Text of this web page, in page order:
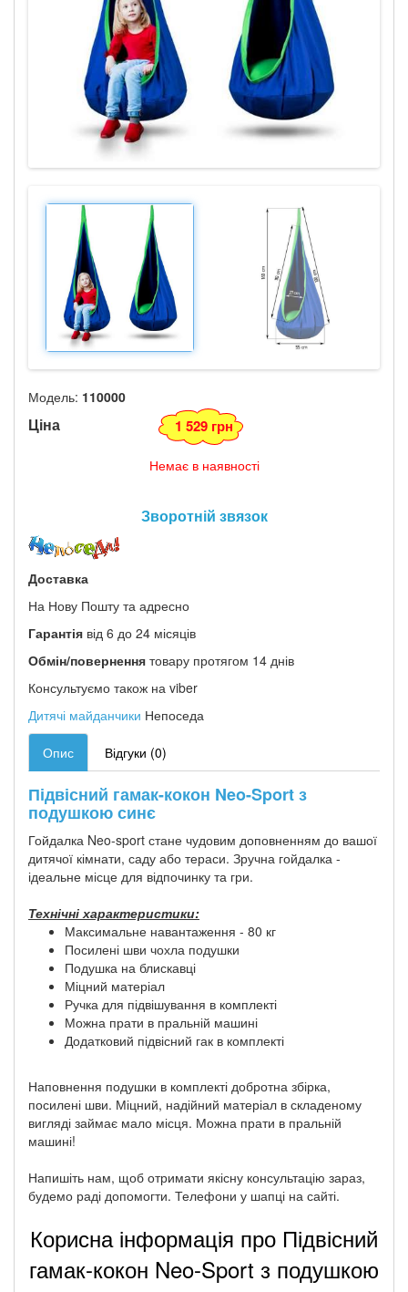
Модель: 110000
Ціна 1 529 грн
Немає в наявності
Зворотній звязок
Доставка
На Нову Пошту та адресно
Гарантія від 6 до 24 місяців
Обмін/повернення товару протягом 14 днів
Консультуємо також на viber
Дитячі майданчики Непоседа
Опис Відгуки (0)
Підвісний гамак-кокон Neo-Sport з
подушкою синє
Гойдалка Neo-sport стане чудовим доповненням до вашої
дитячої кімнати, саду або тераси. Зручна гойдалка -
ідеальне місце для відпочинку та гри.
Технічні характеристики:
Максимальне навантаження - 80 кг
Посилені шви чохла подушки
Подушка на блискавці
Міцний матеріал
Ручка для підвішування в комплекті
Можна прати в пральній машині
Додатковий підвісний гак в комплекті
Наповнення подушки в комплекті добротна збірка,
посилені шви. Міцний, надійний матеріал в складеному
вигляді займає мало місця. Можна прати в пральній
машині!
Напишіть нам, щоб отримати якісну консультацію зараз,
будемо раді допомогти. Телефони у шапці на сайті.
Корисна інформація про Підвісний
гамак-кокон Neo-Sport з подушкою